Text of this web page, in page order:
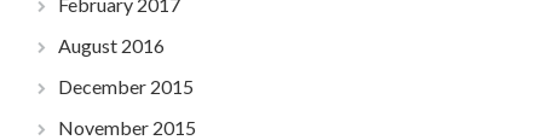
August 2016
December 2015
November 2015